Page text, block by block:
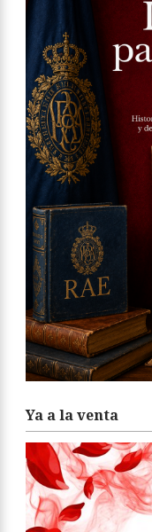
Ya a la venta